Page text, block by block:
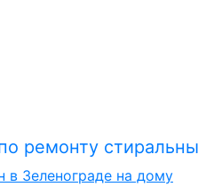
Зеленограде на дому